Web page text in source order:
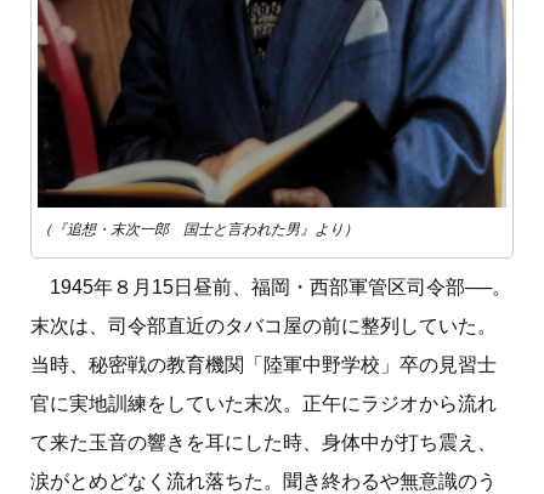
（『追想・末次一郎 国士と言われた男』より）
1945年８月15日昼前、福岡・西部軍管区司令部──。
末次は、司令部直近のタバコ屋の前に整列していた。
当時、秘密戦の教育機関「陸軍中野学校」卒の見習士
官に実地訓練をしていた末次。正午にラジオから流れ
て来た玉音の響きを耳にした時、身体中が打ち震え、
涙がとめどなく流れ落ちた。聞き終わるや無意識のう